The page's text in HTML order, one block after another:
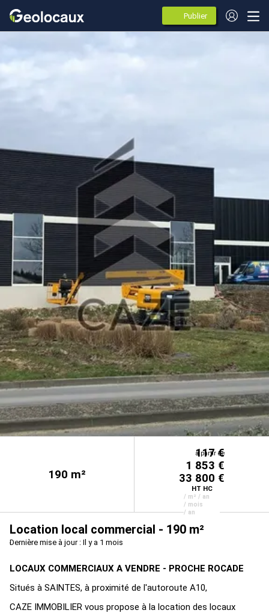
Publier
des
annonces
190 m²
117 €
1 853 €
à partir de
33 800 €
HT HC
/ m² / an
/ mois
/ an
Location local commercial - 190 m²
Dernière mise à jour : Il y a 1 mois
LOCAUX COMMERCIAUX A VENDRE - PROCHE ROCADE
Situés à SAINTES, à proximité de l'autoroute A10,
CAZE IMMOBILIER vous propose à la location des locaux